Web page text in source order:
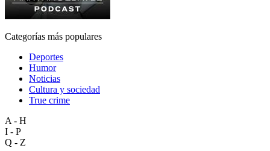
Categorías más populares
Deportes
Humor
Noticias
Cultura y sociedad
True crime
A - H
I - P
Q - Z